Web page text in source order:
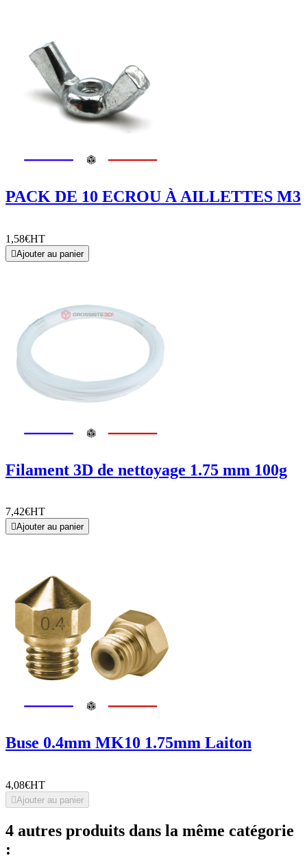
PACK DE 10 ECROU À AILLETTES M3
1,58€HT
Ajouter au panier
Filament 3D de nettoyage 1.75 mm 100g
7,42€HT
Ajouter au panier
Buse 0.4mm MK10 1.75mm Laiton
4,08€HT
Ajouter au panier
4 autres produits dans la même catégorie
: